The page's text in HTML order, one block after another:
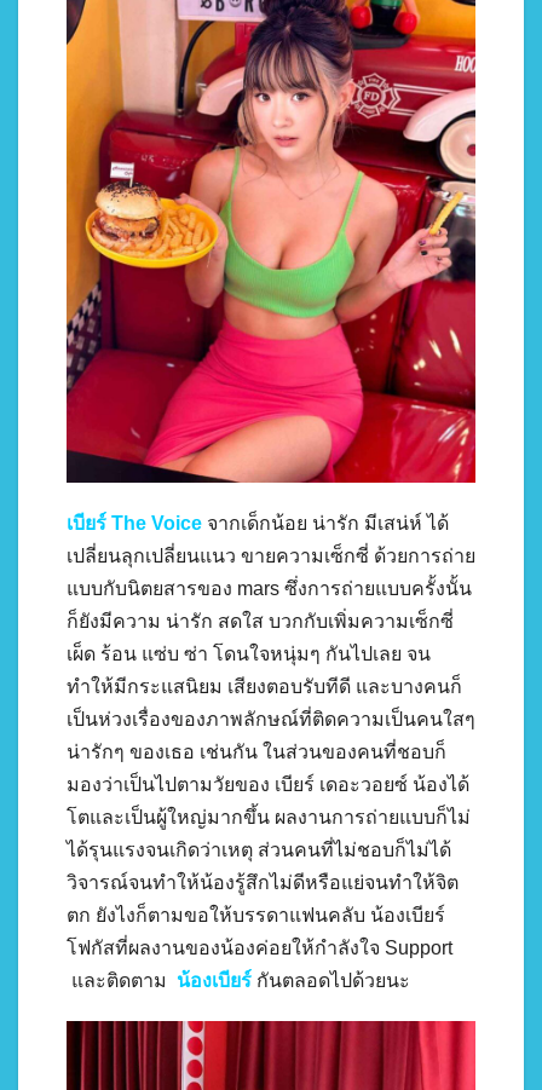
เบียร์ The Voice จากเด็กน้อย น่ารัก มีเสน่ห์ ได้
เปลี่ยนลุกเปลี่ยนแนว ขายความเซ็กซี่ ด้วยการถ่าย
แบบกับนิตยสารของ mars ซึ่งการถ่ายแบบครั้งนั้น
ก็ยังมีความ น่ารัก สดใส บวกกับเพิ่มความเซ็กซี่
เผ็ด ร้อน แซ่บ ซ่า โดนใจหนุ่มๆ กันไปเลย จน
ทำให้มีกระแสนิยม เสียงตอบรับทีดี และบางคนก็
เป็นห่วงเรื่องของภาพลักษณ์ที่ติดความเป็นคนใสๆ
น่ารักๆ ของเธอ เช่นกัน ในส่วนของคนที่ชอบก็
มองว่าเป็นไปตามวัยของ เบียร์ เดอะวอยซ์ น้องได้
โตและเป็นผู้ใหญ่มากขึ้น ผลงานการถ่ายแบบก็ไม่
ได้รุนแรงจนเกิดว่าเหตุ ส่วนคนที่ไม่ชอบก็ไม่ได้
วิจารณ์จนทำให้น้องรู้สึกไม่ดีหรือแย่จนทำให้จิต
ตก ยังไงก็ตามขอให้บรรดาแฟนคลับ น้องเบียร์
โฟกัสที่ผลงานของน้องค่อยให้กำลังใจ Support
และติดตาม น้องเบียร์ กันตลอดไปด้วยนะ